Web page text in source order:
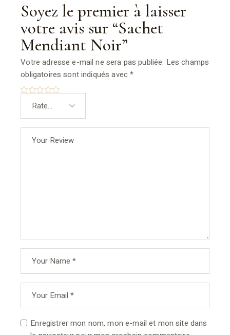
Soyez le premier à laisser
votre avis sur “Sachet
Mendiant Noir”
Votre adresse e-mail ne sera pas publiée. Les champs
obligatoires sont indiqués avec*
Enregistrer mon nom, mon e-mail et mon site dans